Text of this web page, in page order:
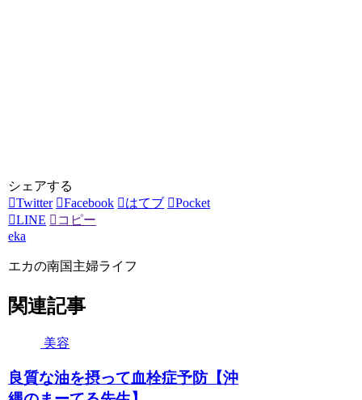
シェアする
Twitter
Facebook はてブ
Pocket
LINE
コピー
eka
エカの南国主婦ライフ
関連記事
美容
良質な油を摂って血栓症予防【沖